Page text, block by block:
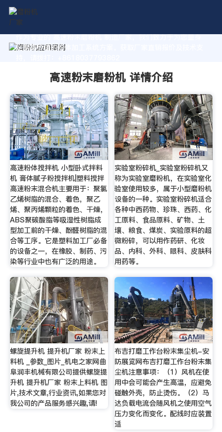
作为专业的 高速粉末磨粉机 制造厂家，我们致力于为您量身
定制高价值的粉体加工系统方案。获取厂家直销报价及技术支
高速粉末磨粉机 详情介绍
高速粉体搅拌机 小型卧式拌料
机 膏体腻子粉搅拌机|塑料搅拌
高速粉末混合机主要用于：聚氯
乙烯树脂的混合、着色，聚乙
烯、聚丙烯颗粒的着色、干燥，
ABS聚碳酸脂等吸湿性树脂成
型加工前的干燥、酚醛树脂的混
合等工序。它是塑料加工厂必备
的设备之一，在橡胶、制药、污
染等行业中也有广泛的用途。
实验室粉碎机_实验室粉碎机又
称为实验室磨粉机，在实验室化
验室使用较多，属于小型磨粉机
设备的一种。实验室粉碎机适合
各种中西药物、珍珠、西药、化
工原料、食品原料、矿物、土
壤、粮食、煤炭、实验原料的超
微粉碎，可以用作药研、化妆
品、内科、外科、眼科、皮肤科
用药等。
螺旋提升机 提升机厂家 粉末上
料机 _参数_图片_机电之家网曲
阜润丰机械有限公司提供螺旋提
升机 提升机厂家 粉末上料机 图
片,技术文章,行业资讯,如果您对
我公司的产品服务感兴趣,请!
布吉打磨工作台粉末集尘机-安
防展览网布吉打磨工作台粉末集
尘机注意事项：（1）风机在使
用中会可能会产生高温，应避免
碰触外壳，防止烫伤。（2）马
达负载电流会随风机之使用空气
压力变化而变化。配线时应装置
适